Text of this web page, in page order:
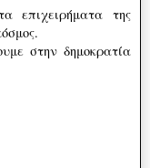
επιχειρήματα της
στην δημοκρατία